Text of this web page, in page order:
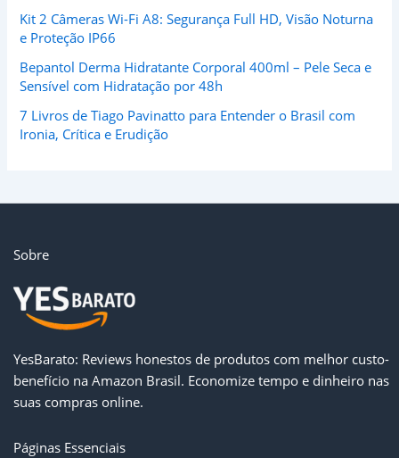
Kit 2 Câmeras Wi-Fi A8: Segurança Full HD, Visão Noturna
e Proteção IP66
Bepantol Derma Hidratante Corporal 400ml – Pele Seca e
Sensível com Hidratação por 48h
7 Livros de Tiago Pavinatto para Entender o Brasil com
Ironia, Crítica e Erudição
Sobre
YesBarato: Reviews honestos de produtos com melhor custo-
benefício na Amazon Brasil. Economize tempo e dinheiro nas
suas compras online.
Páginas Essenciais